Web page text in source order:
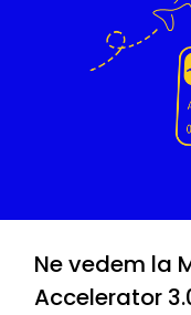
Ne vedem la
Accelerator